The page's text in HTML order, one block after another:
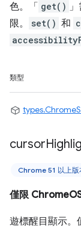
色。「 get()
限。
set() 和
類型
cursor
Chrome 51 以上版
僅限
遊標醒目顯示。